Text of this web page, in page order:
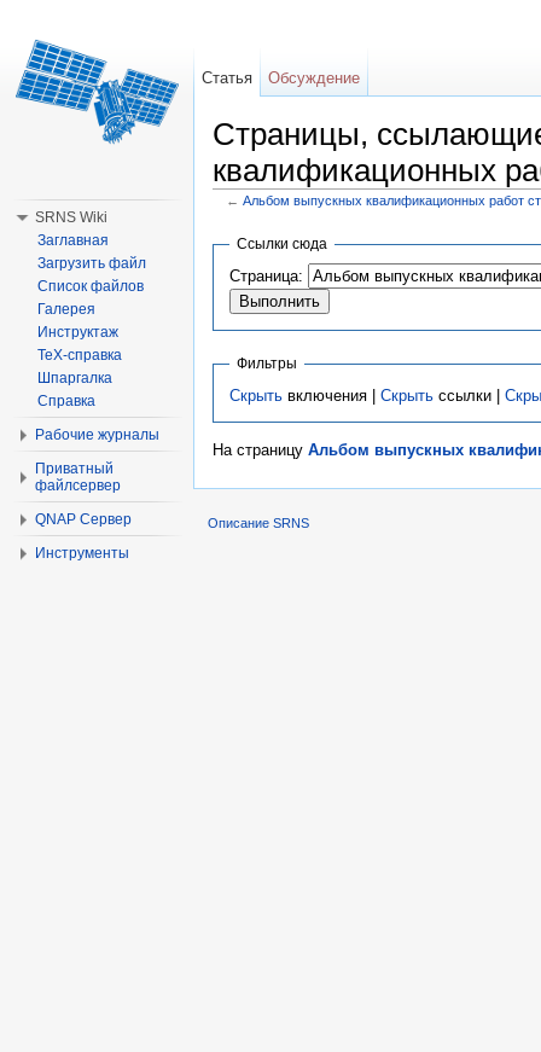
Страницы,
квалификационных
← Альбом выпускных квалификационных работ
Ссылки сюда
Страница:
Фильтры
Скрытьвключения | Скрытьссылки |
На страницу Альбом выпускных
Статья Обсуждение
SRNS Wiki
Заглавная
Загрузить файл
Список файлов
Галерея
Инструктаж
TeX-справка
Шпаргалка
Справка
Рабочие журналы
Приватный
файлсервер
QNAP Сервер
Инструменты
Описание SRNS